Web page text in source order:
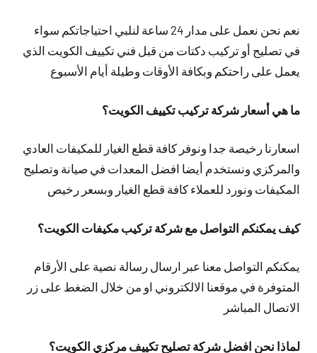
نعم نحن نعمل على مدار 24 ساعة لنلبي احتياجاتكم سواء
في تصليح أو تركيب دكتات من قبل فني تكييف الكويت الذي
يعمل على راحتكم وبكافة الأوقات وطيلة أيام الأسبوع
ما هي أسعار شركة تركيب تكييف الكويت؟
اسعارنا رخيصة جدا ونوفر كافة قطع الغيار للمكيفات العادي
والمركزي ونستخدم أيضا افضل المعدات في صيانة وتصليح
المكيفات ونورد للعملاء كافة قطع الغيار وبسعر رخيص
كيف يمكنكم التواصل مع شركة تركيب مكيفات الكويت؟
يمكنكم التواصل معنا عبر ارسال رسالة نصية على الأرقام
المتوفرة في موقعنا الالكتروني او من خلال الضغط على زر
الاتصال المباشر
لماذا نحن افضل شركة تصليح تكييف مركزي الكويت؟